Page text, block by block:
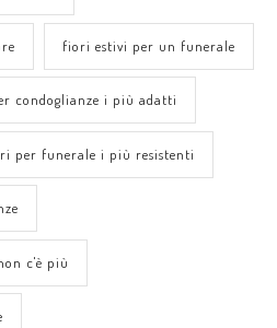
fiori estivi per un funerale
condoglianze i più adatti
per funerale i più resistenti
c'è più